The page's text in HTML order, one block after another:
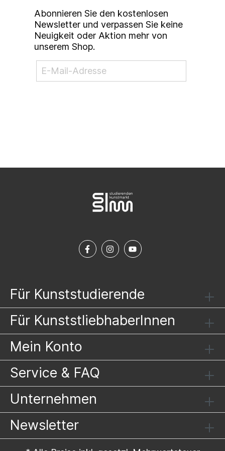
Abonnieren Sie den kostenlosen
Newsletter und verpassen Sie keine
Neuigkeit oder Aktion mehr von
unserem Shop.
Für Kunststudierende
Für KunststliebhaberInnen
Mein Konto
Service & FAQ
Unternehmen
Newsletter